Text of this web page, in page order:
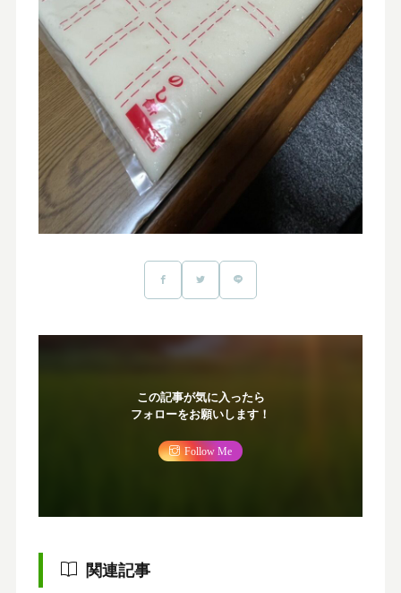
この記事が気に入ったら
フォローをお願いします！
Follow Me
関連記事